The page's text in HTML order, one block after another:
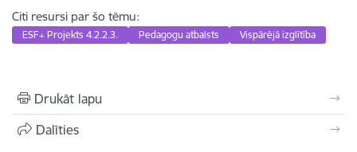
Citi resursi par šo tēmu:
ESF+ Projekts 4.2.2.3. Pedagogu atbalsts Vispārējā izglītība
Drukāt lapu
Dalīties